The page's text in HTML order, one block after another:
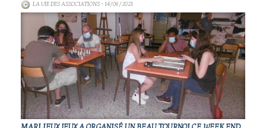
LA VIE DES ASSOCIATIONS- 14/06/2021